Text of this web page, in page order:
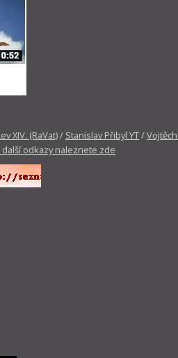
XIV. (RaVat)/ Stanislav Přibyl YT/
odkazy naleznete zde